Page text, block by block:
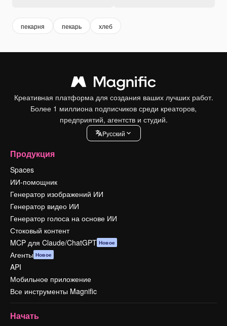
пекарня пекарь хлеб
Креативная платформа для создания ваших лучших работ.
Более 1 миллиона подписчиков среди креаторов,
предприятий, агентств и студий.
Pусский
Продукция
Spaces
ИИ-помощник
Генератор изображений ИИ
Генератор видео ИИ
Генератор голоса на основе ИИ
Стоковый контент
MCP для Claude/ChatGPT Новое
Агенты Новое
API
Мобильное приложение
Все инструменты Magnific
Начать